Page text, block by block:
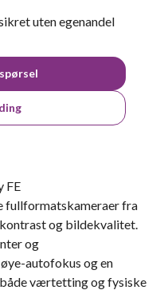
uten egenandel
FE
fullformatskameraer fra
og bildekvalitet.
og
autofokus og en
værtetting og fysiske